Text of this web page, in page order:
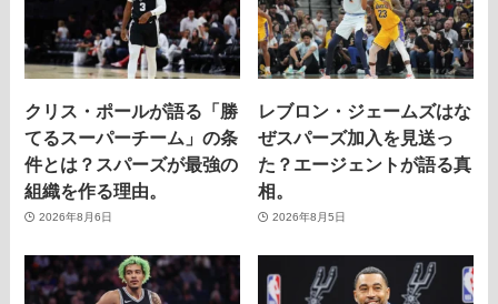
クリス・ポールが語る「勝
てるスーパーチーム」の条
件とは？スパーズが最強の
組織を作る理由。
2026年8月6日
レブロン・ジェームズはな
ぜスパーズ加入を見送っ
た？エージェントが語る真
相。
2026年8月5日